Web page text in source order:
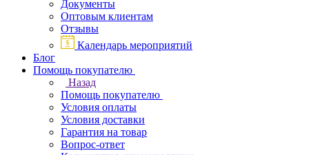
Документы
Оптовым клиентам
Отзывы
Календарь мероприятий
Блог
Помощь покупателю
Назад
Помощь покупателю
Условия оплаты
Условия доставки
Гарантия на товар
Вопрос-ответ